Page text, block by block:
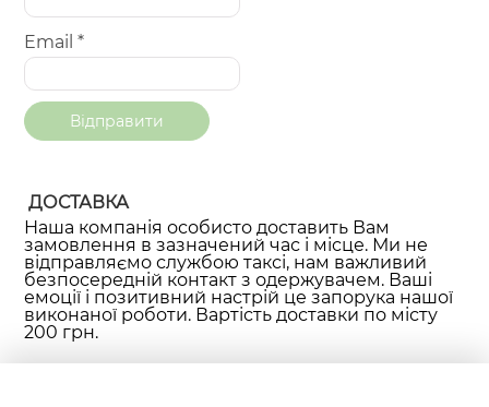
Email*
ДОСТАВКА
Наша компанія особисто доставить Вам
замовлення в зазначений час і місце. Ми не
відправляємо службою таксі, нам важливий
безпосередній контакт з одержувачем. Ваші
емоції і позитивний настрій це запорука нашої
виконаної роботи. Вартість доставки по місту
200 грн.